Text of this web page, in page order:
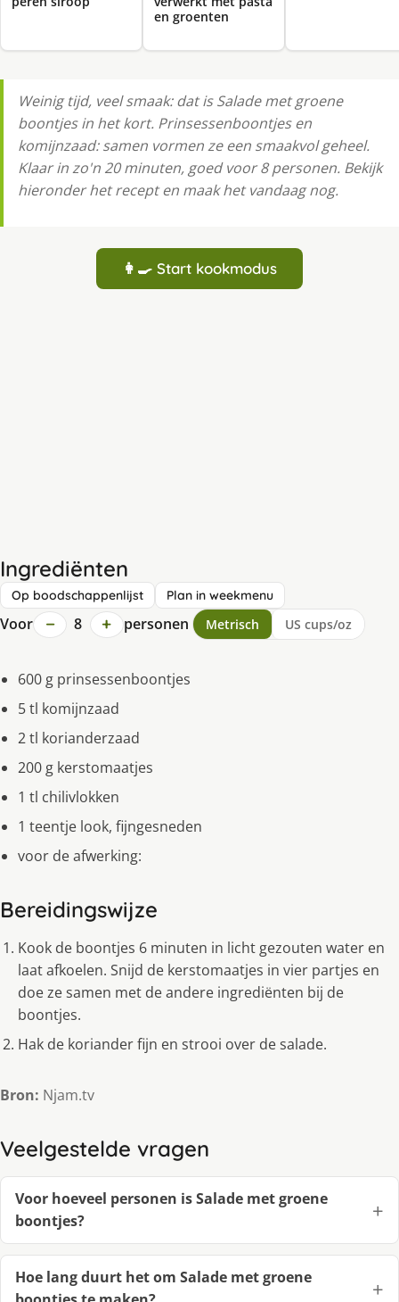
en groenten
Weinig tijd, veel smaak: dat is Salade met groene
boontjes in het kort. Prinsessenboontjes en
komijnzaad: samen vormen ze een smaakvol geheel.
Klaar in zo'n 20 minuten, goed voor 8 personen. Bekijk
hieronder het recept en maak het vandaag nog.
👩‍🍳 Start kookmodus
Ingrediënten
Op boodschappenlijst Plan in weekmenu
Voor − 8 + personen Metrisch US cups/oz
600 g prinsessenboontjes
5 tl komijnzaad
2 tl korianderzaad
200 g kerstomaatjes
1 tl chilivlokken
1 teentje look, fijngesneden
voor de afwerking:
Bereidingswijze
Kook de boontjes 6 minuten in licht gezouten water en
laat afkoelen. Snijd de kerstomaatjes in vier partjes en
doe ze samen met de andere ingrediënten bij de
boontjes.
Hak de koriander fijn en strooi over de salade.
Bron: Njam.tv
Veelgestelde vragen
Voor hoeveel personen is Salade met groene
boontjes?
Hoe lang duurt het om Salade met groene